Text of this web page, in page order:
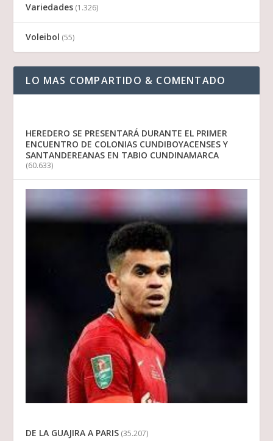
Variedades (1.326)
Voleibol (55)
LO MAS COMPARTIDO & COMENTADO
HEREDERO SE PRESENTARÁ DURANTE EL PRIMER
ENCUENTRO DE COLONIAS CUNDIBOYACENSES Y
SANTANDEREANAS EN TABIO CUNDINAMARCA
(60.633)
DE LA GUAJIRA A PARIS (35.207)